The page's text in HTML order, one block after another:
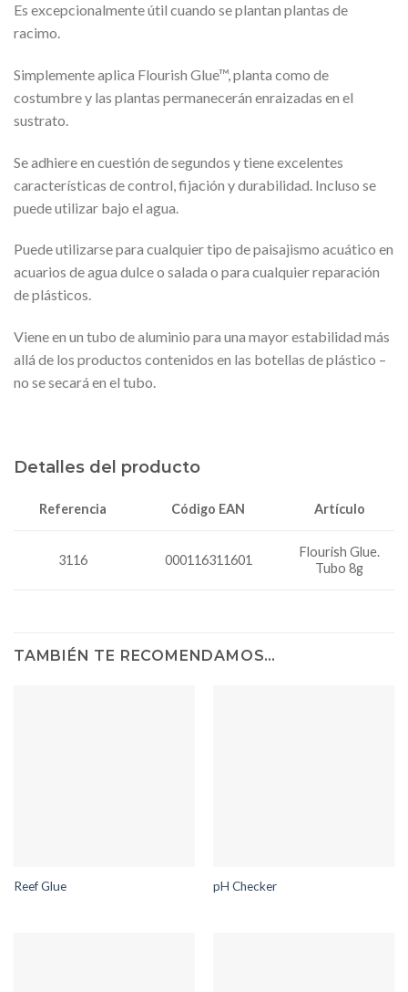
Es excepcionalmente útil cuando se plantan plantas de
racimo.
Simplemente aplica Flourish Glue™, planta como de
costumbre y las plantas permanecerán enraizadas en el
sustrato.
Se adhiere en cuestión de segundos y tiene excelentes
características de control, fijación y durabilidad. Incluso se
puede utilizar bajo el agua.
Puede utilizarse para cualquier tipo de paisajismo acuático en
acuarios de agua dulce o salada o para cualquier reparación
de plásticos.
Viene en un tubo de aluminio para una mayor estabilidad más
allá de los productos contenidos en las botellas de plástico –
no se secará en el tubo.
Detalles del producto
Referencia Código EAN Artículo
3116 000116311601
Flourish Glue.
Tubo 8g
TAMBIÉN TE RECOMENDAMOS…
Reef Glue pH Checker